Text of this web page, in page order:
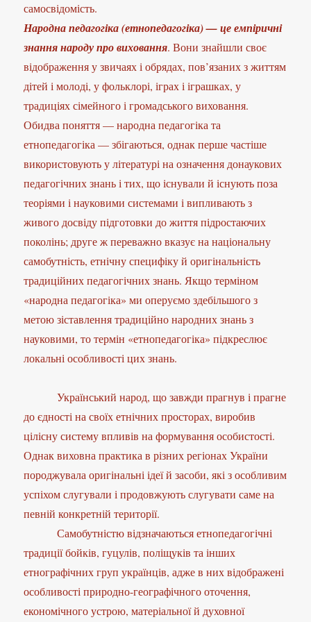
самосвідомість.
Народна педагогіка (етнопедагогіка) — це емпіричні
знання народу про виховання. Вони знайшли своє
відображення у звичаях і обрядах, пов’язаних з життям
дітей і молоді, у фольклорі, іграх і іграшках, у
традиціях сімейного і громадського виховання.
Обидва поняття — народна педагогіка та
етнопедагогіка — збігаються, однак перше частіше
використовують у літературі на означення донаукових
педагогічних знань і тих, що існували й існують поза
теоріями і науковими системами і випливають з
живого досвіду підготовки до життя підростаючих
поколінь; друге ж переважно вказує на національну
самобутність, етнічну специфіку й оригінальність
традиційних педагогічних знань. Якщо терміном
«народна педагогіка» ми оперуємо здебільшого з
метою зіставлення традиційно народних знань з
науковими, то термін «етнопедагогіка» підкреслює
локальні особливості цих знань.
Український народ, що завжди прагнув і прагне
до єдності на своїх етнічних просторах, виробив
цілісну систему впливів на формування особистості.
Однак виховна практика в різних регіонах України
породжувала оригінальні ідеї й засоби, які з особливим
успіхом слугували і продовжують слугувати саме на
певній конкретній території.
Самобутністю відзначаються етнопедагогічні
традиції бойків, гуцулів, поліщуків та інших
етнографічних груп українців, адже в них відображені
особливості природно-географічного оточення,
економічного устрою, матеріальної й духовної